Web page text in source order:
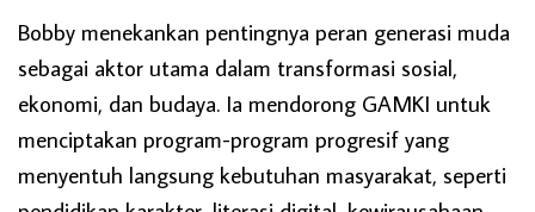
Bobby menekankan pentingnya peran generasi muda
sebagai aktor utama dalam transformasi sosial,
ekonomi, dan budaya. Ia mendorong GAMKI untuk
menciptakan program-program progresif yang
menyentuh langsung kebutuhan masyarakat, seperti